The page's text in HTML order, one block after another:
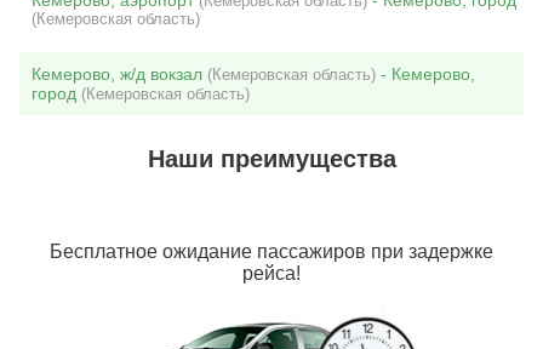
(Кемеровская область)
Кемерово, ж/д вокзал (Кемеровская область) - Кемерово,
город (Кемеровская область)
Наши преимущества
Бесплатное ожидание пассажиров при задержке
рейса!